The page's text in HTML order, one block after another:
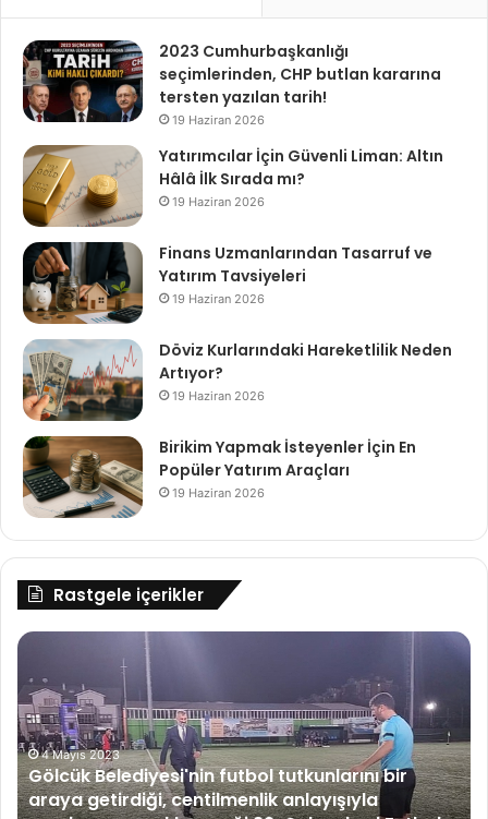
2023 Cumhurbaşkanlığı
seçimlerinden, CHP butlan kararına
tersten yazılan tarih!
19 Haziran 2026
Yatırımcılar İçin Güvenli Liman: Altın
Hâlâ İlk Sırada mı?
19 Haziran 2026
Finans Uzmanlarından Tasarruf ve
Yatırım Tavsiyeleri
19 Haziran 2026
Döviz Kurlarındaki Hareketlilik Neden
Artıyor?
19 Haziran 2026
Birikim Yapmak İsteyenler İçin En
Popüler Yatırım Araçları
19 Haziran 2026
Rastgele içerikler
Gölcük
futbol
tutkunlarını
bir
araya
getirdiği,
centilmenlik
4 Mayıs 2023
Gölcük Belediyesi'nin futbol tutkunlarını bir
araya getirdiği, centilmenlik anlayışıyla